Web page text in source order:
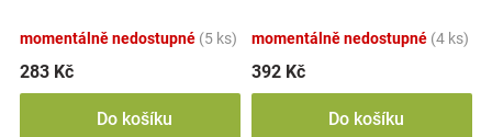
momentálně nedostupné (5 ks)
283 Kč
Do košíku
momentálně nedostupné (4 ks)
392 Kč
Do košíku